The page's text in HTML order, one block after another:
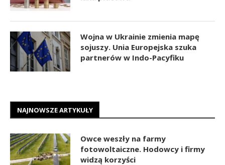
Wojna w Ukrainie zmienia mapę
sojuszy. Unia Europejska szuka
partnerów w Indo-Pacyfiku
NAJNOWSZE ARTYKUŁY
Owce weszły na farmy
fotowoltaiczne. Hodowcy i firmy
widzą korzyści